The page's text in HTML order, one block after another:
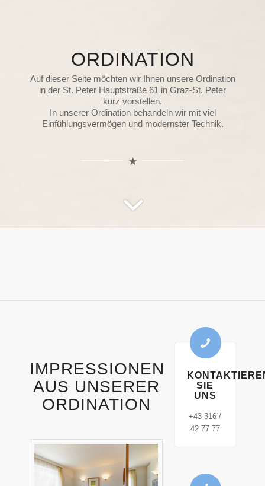
ORDINATION
Auf dieser Seite möchten wir Ihnen unsere Ordination
in der St. Peter Hauptstraße 61 in Graz-St. Peter
kurz vorstellen.
In unserer Ordination behandeln wir mit viel
Einfühlungsvermögen und modernster Technik.
IMPRESSIONEN
AUS UNSERER
ORDINATION
SIE
UNS
+43 316 /
42 77 77